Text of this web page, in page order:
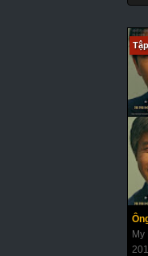
My